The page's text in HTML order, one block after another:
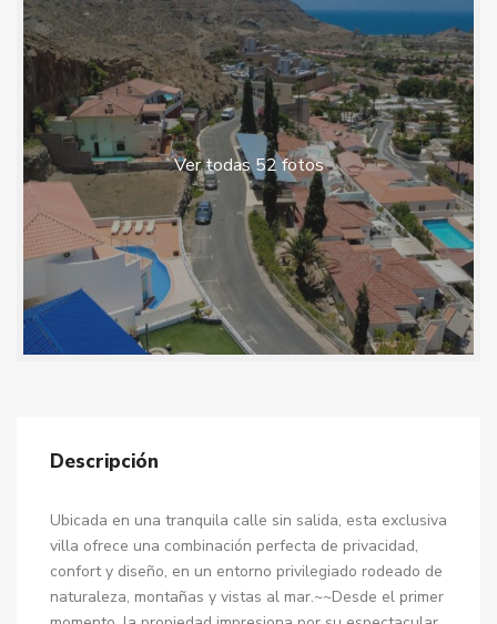
Ver todas 52 fotos
Descripción
Ubicada en una tranquila calle sin salida, esta exclusiva
villa ofrece una combinación perfecta de privacidad,
confort y diseño, en un entorno privilegiado rodeado de
naturaleza, montañas y vistas al mar.~~Desde el primer